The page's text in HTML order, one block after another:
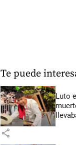
Te puede
Luto
share